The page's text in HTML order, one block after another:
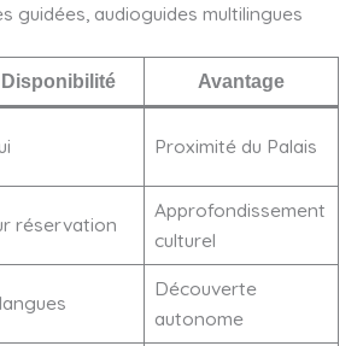
guidées, audioguides multilingues
Disponibilité Avantage
Proximité du Palais
réservation
Approfondissement
culturel
Découverte
autonome